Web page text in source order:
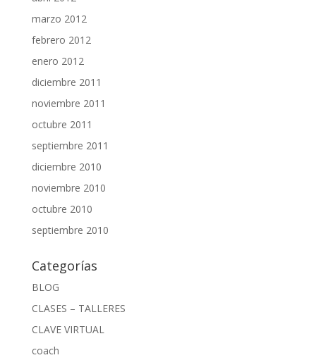
marzo 2012
febrero 2012
enero 2012
diciembre 2011
noviembre 2011
octubre 2011
septiembre 2011
diciembre 2010
noviembre 2010
octubre 2010
septiembre 2010
Categorías
BLOG
CLASES – TALLERES
CLAVE VIRTUAL
coach